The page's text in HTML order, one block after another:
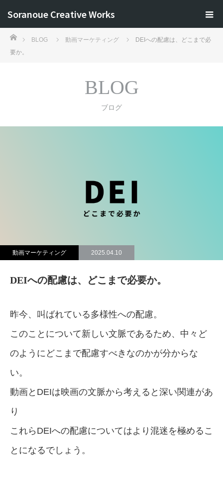
Soranoue Creative Works
ホームBLOG 動画マーケティング
DEIへの配慮は、どこまで必
要か。
BLOG
ブログ
動画マーケティング 2025.04.10
DEIへの配慮は、どこまで必要か。
昨今、叫ばれている多様性への配慮。
このことについて新しい文脈であるため、中々ど
のようにどこまで配慮すべきなのかが分からな
い。
動画とDEIは映画の文脈から考えると深い関連があ
り
これらDEIへの配慮についてはより混迷を極めるこ
とになるでしょう。